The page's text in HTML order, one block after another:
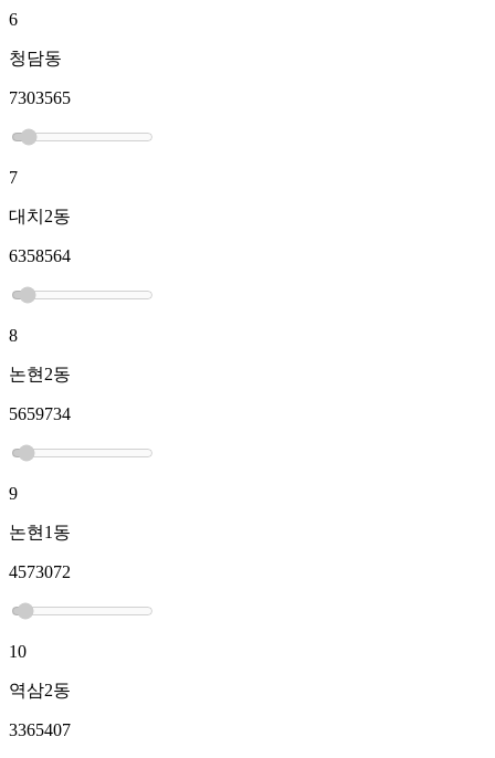
6
청담동
7303565
7
대치2동
6358564
8
논현2동
5659734
9
논현1동
4573072
10
역삼2동
3365407